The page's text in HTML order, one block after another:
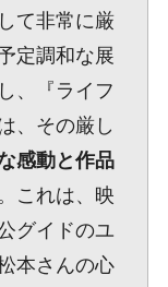
て非常に厳
定調和な展
、『ライフ
、その厳し
感動と作品
これは、映
グイドのユ
本さんの心